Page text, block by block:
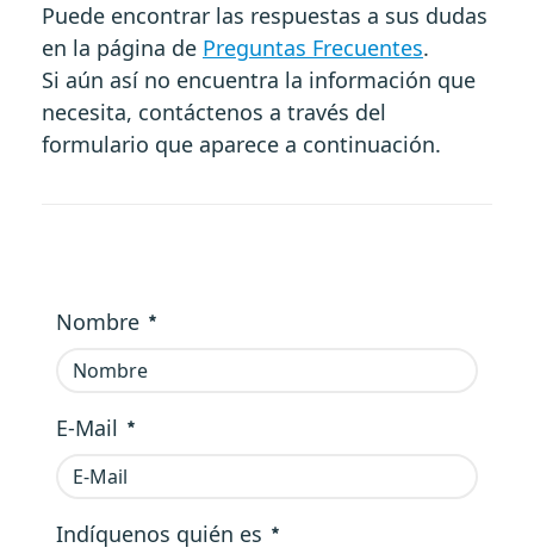
Puede encontrar las respuestas a sus dudas
en la página de Preguntas Frecuentes.
Si aún así no encuentra la información que
necesita, contáctenos a través del
formulario que aparece a continuación.
Nombre
E-Mail
Indíquenos quién es